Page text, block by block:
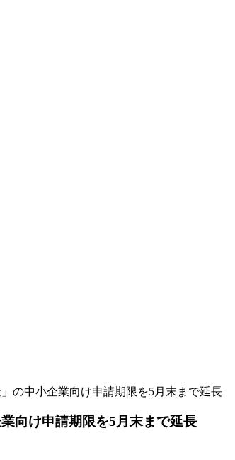
の中小企業向け申請期限を5月末まで延長
向け申請期限を5月末まで延長